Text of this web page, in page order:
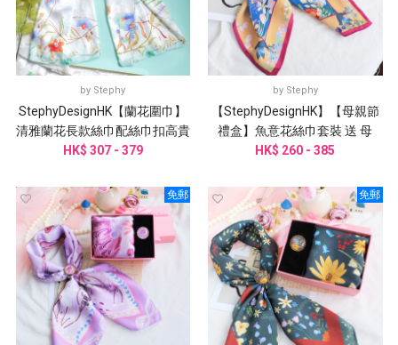
by Stephy
StephyDesignHK【蘭花圍巾】
清雅蘭花長款絲巾配絲巾扣高貴
禮盒
HK$ 307 - 379
by Stephy
【StephyDesignHK】【母親節
禮盒】魚意花絲巾套裝 送 母
親、丈母娘、婆婆、乾媽
HK$ 260 - 385
免郵 免郵